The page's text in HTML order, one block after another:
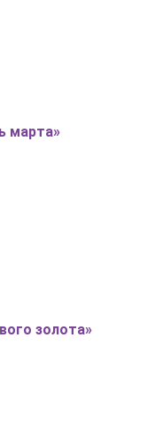
марта»
золота»